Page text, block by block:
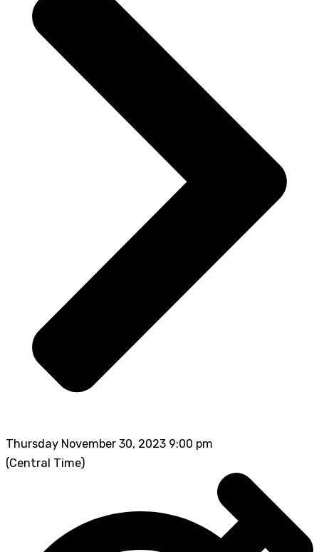
Thursday November 30, 2023 9:00 pm
(Central Time)